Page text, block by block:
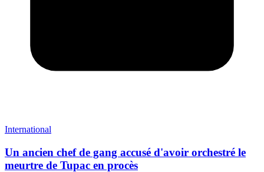
International
Un ancien chef de gang accusé d'avoir orchestré le
meurtre de Tupac en procès